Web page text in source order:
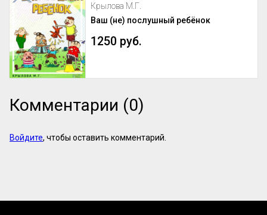
Крылова М.Г.
Ваш (не) послушный ребёнок
1250 руб.
Комментарии (0)
Войдите, чтобы оставить комментарий.